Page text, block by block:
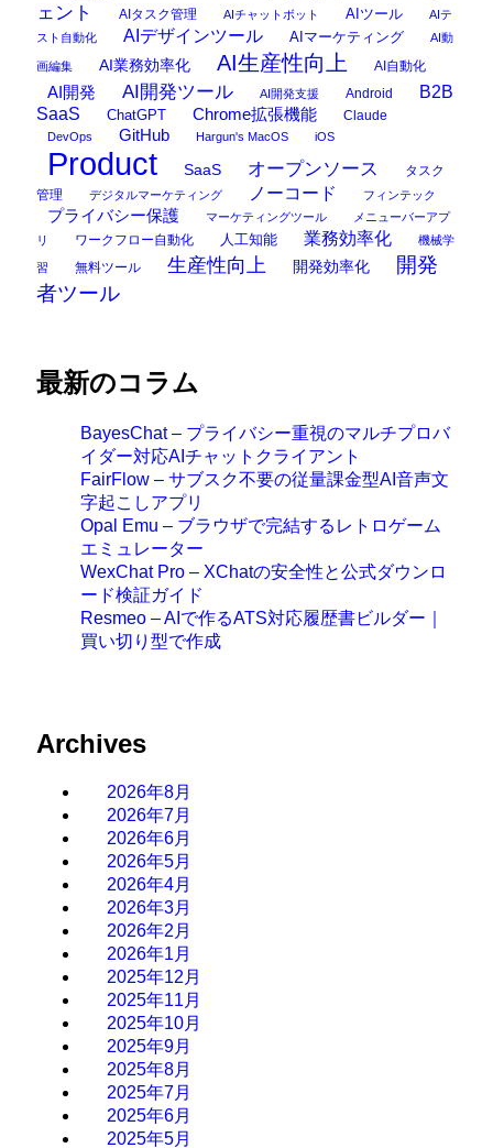
ェント
AIタスク管理 AIチャットボット AIツール
AIテ
スト自動化
AIデザインツール AIマーケティング AI動
画編集 AI業務効率化 AI生産性向上 AI自動化
AI開発 AI開発ツール AI開発支援 Android
B2B
SaaS
ChatGPT Chrome拡張機能 Claude
DevOps GitHub Hargun's MacOS iOS
Product SaaS オープンソース
タスク
管理
デジタルマーケティング ノーコード フィンテック
プライバシー保護 マーケティングツール
メニューバーアプ
リ
ワークフロー自動化 人工知能 業務効率化 機械学
習 無料ツール 生産性向上 開発効率化
開発
者ツール
最新のコラム
BayesChat – プライバシー重視のマルチプロバ
イダー対応AIチャットクライアント
FairFlow – サブスク不要の従量課金型AI音声文
字起こしアプリ
Opal Emu – ブラウザで完結するレトロゲーム
エミュレーター
WexChat Pro – XChatの安全性と公式ダウンロ
ード検証ガイド
Resmeo – AIで作るATS対応履歴書ビルダー｜
買い切り型で作成
Archives
2026年8月
2026年7月
2026年6月
2026年5月
2026年4月
2026年3月
2026年2月
2026年1月
2025年12月
2025年11月
2025年10月
2025年9月
2025年8月
2025年7月
2025年6月
2025年5月